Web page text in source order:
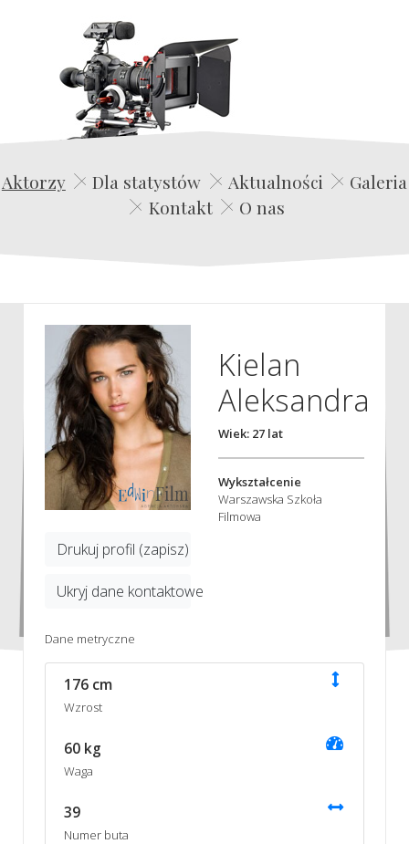
Edwin Film Agencja Aktorska
Aktorzy Dla statystów Aktualności
Galeria
Kontakt
O nas
Drukuj profil (zapisz)
Ukryj dane kontaktowe
Kielan
Aleksandra
Wiek: 27 lat
Wykształcenie
Warszawska Szkoła
Filmowa
Dane metryczne
176 cm
Wzrost
60 kg
Waga
39
Numer buta